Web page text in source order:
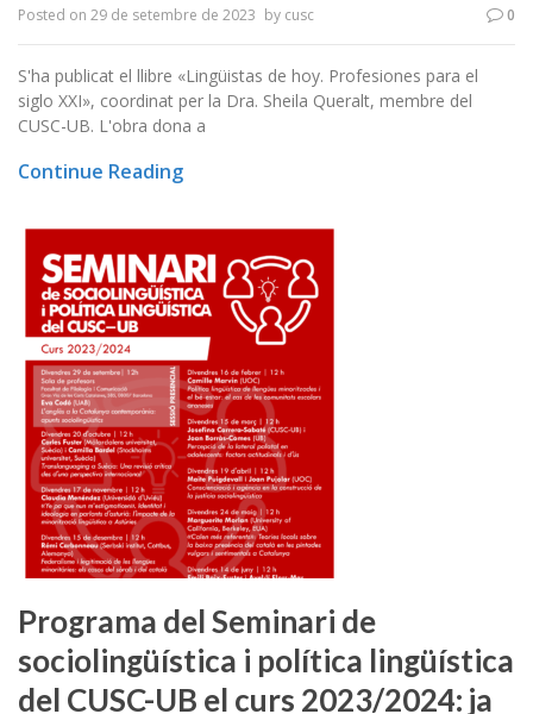
Posted on 29 de setembre de 2023 by cusc 0
S'ha publicat el llibre «Lingüistas de hoy. Profesiones para el
siglo XXI», coordinat per la Dra. Sheila Queralt, membre del
CUSC-UB. L'obra dona a
Continue Reading
Programa del Seminari de
sociolingüística i política lingüística
del CUSC-UB el curs 2023/2024: ja